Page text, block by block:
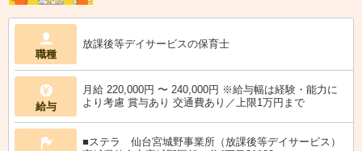
職種
放課後等デイサービスの保育士
給与
月給 220,000円 〜 240,000円 ※給与幅は経験・能力に
より考慮 賞与あり 交通費あり／上限1万円まで
■ステラ 仙台宮城野事業所（放課後等デイサービス）